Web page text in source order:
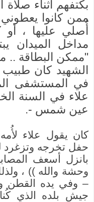
بكتفهم أثناء صلاة
ممن كانوا يعطوني
أُصلي عليها ،
مداخل الميدان
"ممكن البطاقة ..
الشهيد كان طبيب
في المستشفى
علاء في السنة
عين شمس -.
كان يقول علاء
حفل تخرجه وتزغرد
بانزل أسعف
وحشة والله )) ،
– وفي يده
جيش بلده الذي